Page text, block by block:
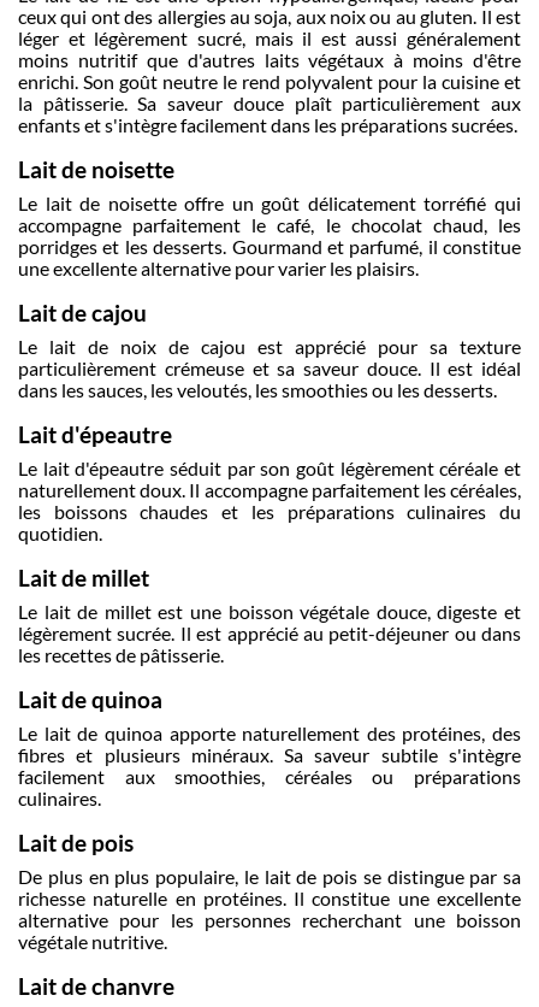
ceux qui ont des allergies au soja, aux noix ou au gluten. Il est
léger et légèrement sucré, mais il est aussi généralement
moins nutritif que d'autres laits végétaux à moins d'être
enrichi. Son goût neutre le rend polyvalent pour la cuisine et
la pâtisserie. Sa saveur douce plaît particulièrement aux
enfants et s'intègre facilement dans les préparations sucrées.
Lait de noisette
Le lait de noisette offre un goût délicatement torréfié qui
accompagne parfaitement le café, le chocolat chaud, les
porridges et les desserts. Gourmand et parfumé, il constitue
une excellente alternative pour varier les plaisirs.
Lait de cajou
Le lait de noix de cajou est apprécié pour sa texture
particulièrement crémeuse et sa saveur douce. Il est idéal
dans les sauces, les veloutés, les smoothies ou les desserts.
Lait d'épeautre
Le lait d'épeautre séduit par son goût légèrement céréale et
naturellement doux. Il accompagne parfaitement les céréales,
les boissons chaudes et les préparations culinaires du
quotidien.
Lait de millet
Le lait de millet est une boisson végétale douce, digeste et
légèrement sucrée. Il est apprécié au petit-déjeuner ou dans
les recettes de pâtisserie.
Lait de quinoa
Le lait de quinoa apporte naturellement des protéines, des
fibres et plusieurs minéraux. Sa saveur subtile s'intègre
facilement aux smoothies, céréales ou préparations
culinaires.
Lait de pois
De plus en plus populaire, le lait de pois se distingue par sa
richesse naturelle en protéines. Il constitue une excellente
alternative pour les personnes recherchant une boisson
végétale nutritive.
Lait de chanvre